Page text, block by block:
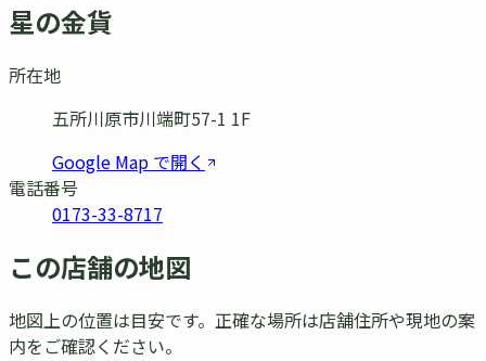
星の金貨
所在地
五所川原市川端町57-1 1F
Google Map で開く
電話番号
0173-33-8717
この店舗の地図
地図上の位置は目安です。正確な場所は店舗住所や現地の案
内をご確認ください。